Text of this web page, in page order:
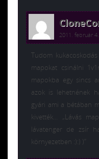
2011. február
Tudom
mapokat csinálni
mapokba egy sincs
azok is lehetnének
gyári ami a bétában
kivették… „Lávás
lávatenger de zsír
környezetben :):) )”